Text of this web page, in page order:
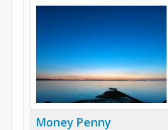
Money Penny